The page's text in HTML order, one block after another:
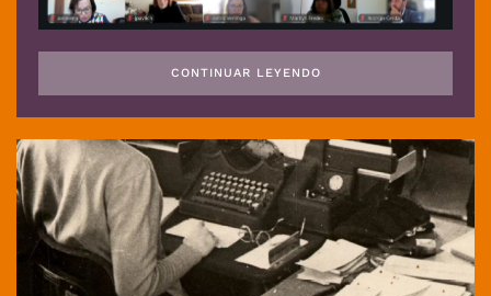
CONTINUAR LEYENDO